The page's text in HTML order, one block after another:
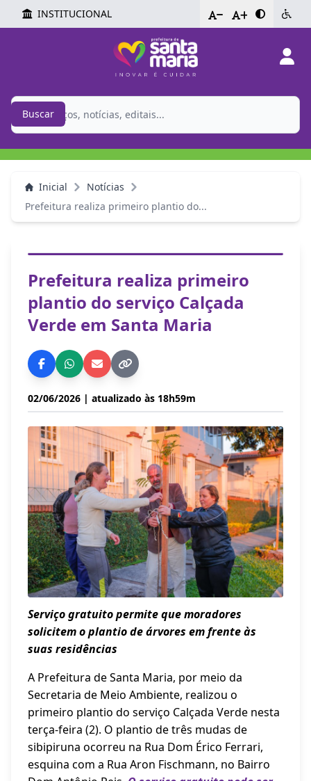
INSTITUCIONAL - +
Buscar
Inicial
Notícias
Prefeitura realiza primeiro plantio do...
Prefeitura realiza primeiro
plantio do serviço Calçada
Verde em Santa Maria
02/06/2026 | atualizado às 18h59m
Serviço gratuito permite que moradores
solicitem o plantio de árvores em frente às
suas residências
A Prefeitura de Santa Maria, por meio da
Secretaria de Meio Ambiente, realizou o
primeiro plantio do serviço Calçada Verde nesta
terça-feira (2). O plantio de três mudas de
sibipiruna ocorreu na Rua Dom Érico Ferrari,
esquina com a Rua Aron Fischmann, no Bairro